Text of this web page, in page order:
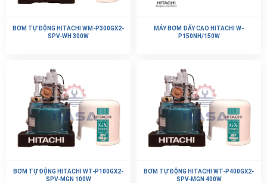
BƠM TỰ ĐỘNG HITACHI WM-P300GX2-
SPV-WH 300W
MÁY BƠM ĐẤY CAO HITACHI W-
P150NH/150W
BƠM TỰ ĐỘNG HITACHI WT-P100GX2-
SPV-MGN 100W
BƠM TỰ ĐỘNG HITACHI WT-P400GX2-
SPV-MGN 400W